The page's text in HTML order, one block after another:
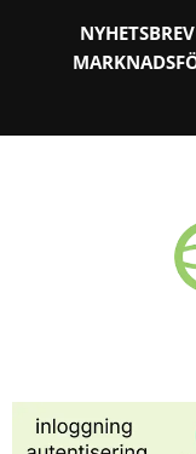
NYHETSBREV